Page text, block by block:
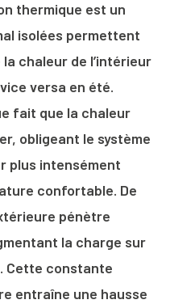
thermique est un
isolées permettent
chaleur de l’intérieur
versa en été.
fait que la chaleur
obligeant le système
plus intensément
confortable. De
pénètre
la charge sur
Cette constante
entraîne une hausse